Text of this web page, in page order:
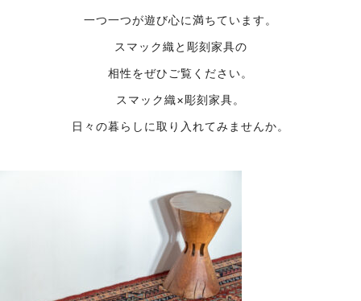
一つ一つが遊び心に満ちています。
スマック織と彫刻家具の
相性をぜひご覧ください。
スマック織×彫刻家具。
日々の暮らしに取り入れてみませんか。